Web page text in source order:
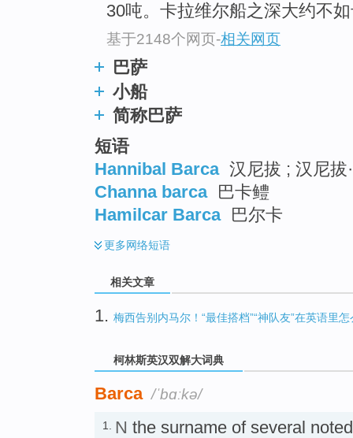
30吨。卡拉维尔船之深大约不
基于2148个网页-相关网页
巴萨
小船
简称巴萨
短语
Hannibal Barca 汉尼拔 ; 汉尼拔
Channa barca 巴卡鳢
Hamilcar Barca 巴尔卡
更多网络短语
相关文章
1. 梅西告别内马尔！“最佳搭档”“神队友”在英语里
柯林斯英汉双解大词典
Barca /ˈbɑːkə/
1. N the surname of several